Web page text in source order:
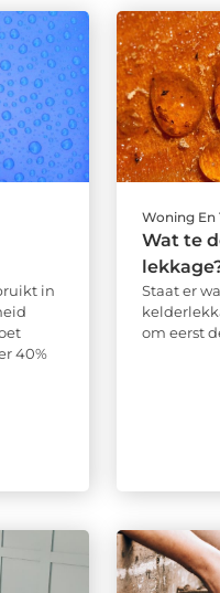
in
40%
Woning En
Wat te
Staat er
om eerst